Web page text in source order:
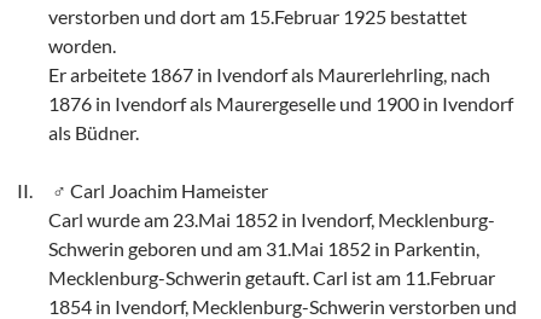
verstorben und dort am 15.Februar 1925 bestattet
worden.
Er arbeitete 1867 in Ivendorf als Maurerlehrling, nach
1876 in Ivendorf als Maurergeselle und 1900 in Ivendorf
als Büdner.
Carl Joachim Hameister
Carl wurde am 23.Mai 1852 in Ivendorf, Mecklenburg-
Schwerin geboren und am 31.Mai 1852 in Parkentin,
Mecklenburg-Schwerin getauft. Carl ist am 11.Februar
1854 in Ivendorf, Mecklenburg-Schwerin verstorben und